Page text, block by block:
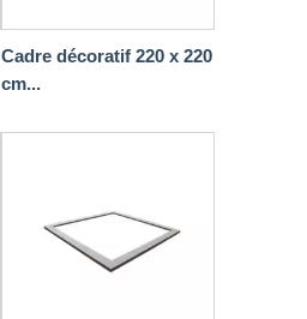
Cadre décoratif 220 x 220
cm...